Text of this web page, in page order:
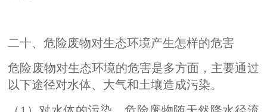
二十、危险废物对生态环境产生怎样的危害
危险废物对生态环境的危害是多方面，主要通过
以下途径对水体、大气和土壤造成污染。